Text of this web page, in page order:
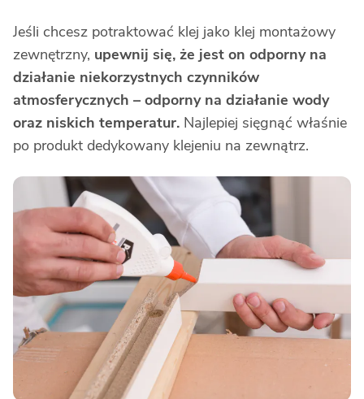
Jeśli chcesz potraktować klej jako klej montażowy
zewnętrzny, upewnij się, że jest on odporny na
działanie niekorzystnych czynników
atmosferycznych – odporny na działanie wody
oraz niskich temperatur. Najlepiej sięgnąć właśnie
po produkt dedykowany klejeniu na zewnątrz.